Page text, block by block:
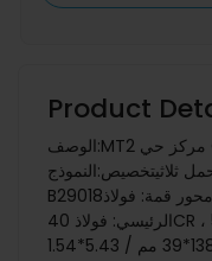
Product
الوصف:MT2 مركز حي CNC الملموسة بمقياس 0.02 بوصة
ثلاثيتخصيص:النموذج:
B29018محور قمة: فولاذ T10 ، صلابة السلين: 55-60HRCالجزء
الرئيسي: فولاذ 40CR ، صلابة السكتة الدماغية: 45-50HRCقطر
العمود: 13.7 مم/0.54 بوصة الأبعاد: 138*39 مم / 5.43*1.54